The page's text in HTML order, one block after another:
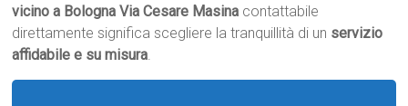
vicino a Bologna Via Cesare Masina contattabile
direttamente significa scegliere la tranquillità di un servizio
affidabile e su misura.